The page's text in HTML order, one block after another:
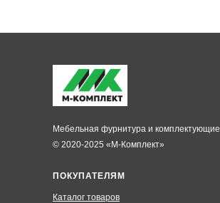
ПОКУПАТЕЛЯМ
Каталог товаров
© 2020-2025 «М-Комплект»
Мебельная фурнитура и комплектующие